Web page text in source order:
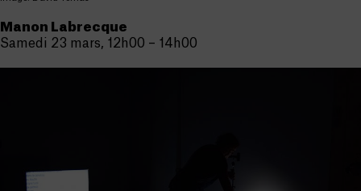
Manon Labrecque
Samedi 23 mars, 12h00 – 14h00